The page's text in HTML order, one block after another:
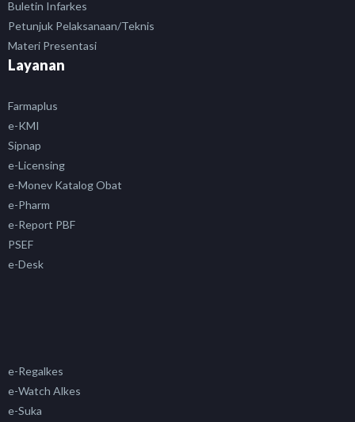
Buletin Infarkes
Petunjuk Pelaksanaan/Teknis
Materi Presentasi
Layanan
Farmaplus
e-KMI
Sipnap
e-Licensing
e-Monev Katalog Obat
e-Pharm
e-Report PBF
PSEF
e-Desk
e-Regalkes
e-Watch Alkes
e-Suka